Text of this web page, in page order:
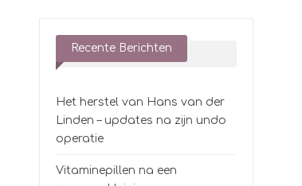
Recente Berichten
Het herstel van Hans van der
Linden – updates na zijn undo
operatie
Vitaminepillen na een